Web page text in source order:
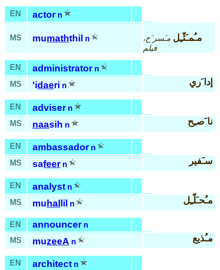
EN actor n
MS mumaththil n مـُمـَثّـِل مـَسر َح،
فيلم
EN administrator n
MS
'idaeri n إدا َري
EN adviser n
MS
naasih n نا َصـِح
EN ambassador n
MS
safeer n سـَفير
EN analyst n
MS
muhal lil n مـُحـَلّـِل
EN announcer n
MS
muzeeA n مـُذيع
EN architect n